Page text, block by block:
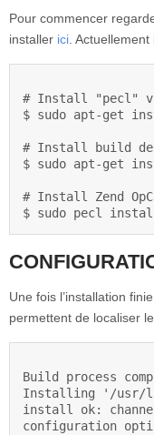
Pour commencer
installer ici. Actuellement
# Install "pecl"
$ sudo apt-get
# Install build
$ sudo apt-get
# Install Zend
Une fois l’installation
permettent de localiser
Build process
Installing '/usr/lib/
install ok:
configuration